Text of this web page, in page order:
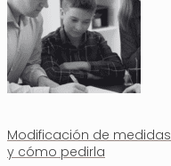
Modificación de
y cómo pedirla